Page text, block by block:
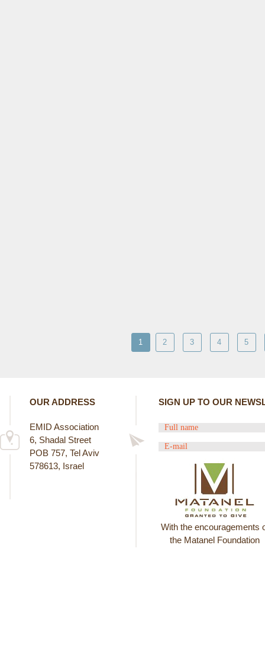
1 2 3 4 5
OUR ADDRESS
EMID Association
6, Shadal Street
POB 757, Tel Aviv
578613, Israel
SIGN UP TO OUR
With the encouragements
the Matanel Foundation